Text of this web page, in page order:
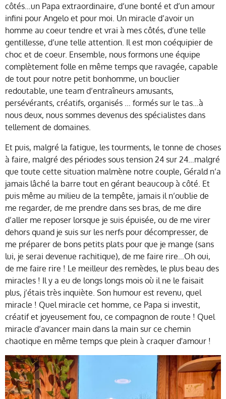
côtés…un Papa extraordinaire, d’une bonté et d’un amour
infini pour Angelo et pour moi. Un miracle d’avoir un
homme au coeur tendre et vrai à mes côtés, d’une telle
gentillesse, d’une telle attention. Il est mon coéquipier de
choc et de coeur. Ensemble, nous formons une équipe
complètement folle en même temps que ravagée, capable
de tout pour notre petit bonhomme, un bouclier
redoutable, une team d’entraîneurs amusants,
persévérants, créatifs, organisés … formés sur le tas…à
nous deux, nous sommes devenus des spécialistes dans
tellement de domaines.
Et puis, malgré la fatigue, les tourments, le tonne de choses
à faire, malgré des périodes sous tension 24 sur 24…malgré
que toute cette situation malmène notre couple, Gérald n’a
jamais lâché la barre tout en gérant beaucoup à côté. Et
puis même au milieu de la tempête, jamais il n’oublie de
me regarder, de me prendre dans ses bras, de me dire
d’aller me reposer lorsque je suis épuisée, ou de me virer
dehors quand je suis sur les nerfs pour décompresser, de
me préparer de bons petits plats pour que je mange (sans
lui, je serai devenue rachitique), de me faire rire…Oh oui,
de me faire rire ! Le meilleur des remèdes, le plus beau des
miracles ! Il y a eu de longs longs mois où il ne le faisait
plus, j’étais très inquiète. Son humour est revenu, quel
miracle ! Quel miracle cet homme, ce Papa si investit,
créatif et joyeusement fou, ce compagnon de route ! Quel
miracle d’avancer main dans la main sur ce chemin
chaotique en même temps que plein à craquer d'amour !